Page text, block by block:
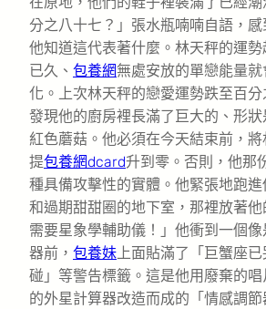
分之八十七？」張水瓶喃喃自語，感
他知道這代表著什麼。林天秤的運
已久、 包養網無處安放的單戀能量
化。上次林天秤的戀愛運勢跌至百
發現他的廚房裡長滿了巨大的、形
紅色蘑菇。他必須在今天結束前，
提包養網dcard升到零。否則，他那
種具備攻擊性的實體。他緊張地跑
和過期甜甜圈的地下室，那裡放著
需要星象學輔助儀！」他衝到一個
器前， 包養妹上面貼滿了「巨蟹座
碰」等警告標籤。這是他用廢棄的
的外星計算器改造而成的「情感調